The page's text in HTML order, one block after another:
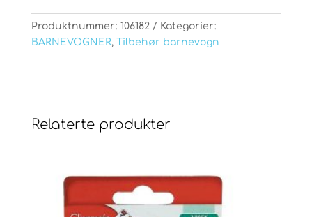
Produktnummer: 106182
Kategorier:
BARNEVOGNER, Tilbehør barnevogn
Relaterte produkter